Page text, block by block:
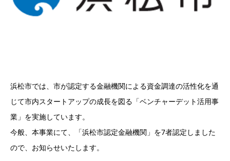
浜松市では、市が認定する金融機関による資金調達の活性化を通
じて市内スタートアップの成長を図る「ベンチャーデット活用事
業」を実施しています。
今般、本事業にて、「浜松市認定金融機関」を7者認定しました
ので、お知らせいたします。